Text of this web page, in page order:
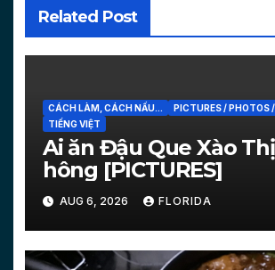
Related Post
CÁCH LÀM, CÁCH NẤU...
PICTURES / PHOTOS
TIẾNG VIỆT
Ai ăn Đậu Que Xào
hông [PICTURES]
AUG 6, 2026 FLORIDA